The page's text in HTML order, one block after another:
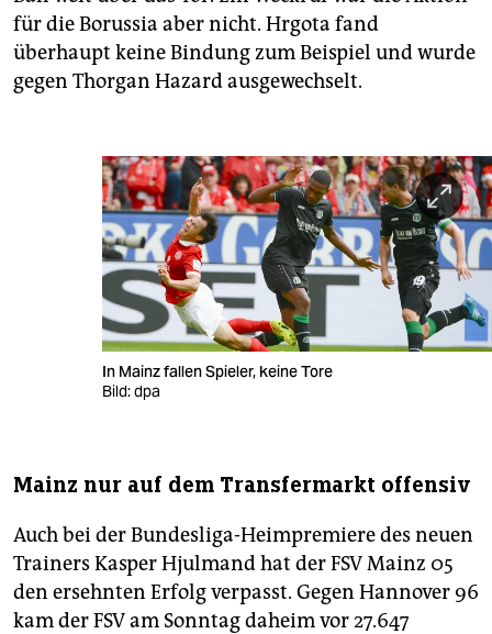
für die Borussia aber nicht. Hrgota fand
überhaupt keine Bindung zum Beispiel und wurde
gegen Thorgan Hazard ausgewechselt.
In Mainz fallen Spieler, keine Tore
Bild: dpa
Mainz nur auf dem Transfermarkt offensiv
Auch bei der Bundesliga-Heimpremiere des neuen
Trainers Kasper Hjulmand hat der FSV Mainz 05
den ersehnten Erfolg verpasst. Gegen Hannover 96
kam der FSV am Sonntag daheim vor 27.647